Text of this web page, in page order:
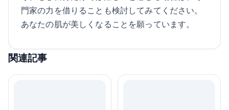
門家の力を借りることも検討してみてください。
あなたの肌が美しくなることを願っています。
関連記事